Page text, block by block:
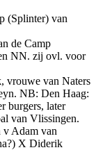
(Splinter) van
de Camp
NN. zij ovl. voor
vrouwe van Naters
NB: Den Haag:
burgers, later
van Vlissingen.
v Adam van
X Diderik